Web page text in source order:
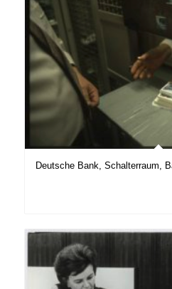
Deutsche Bank, Schalterraum,